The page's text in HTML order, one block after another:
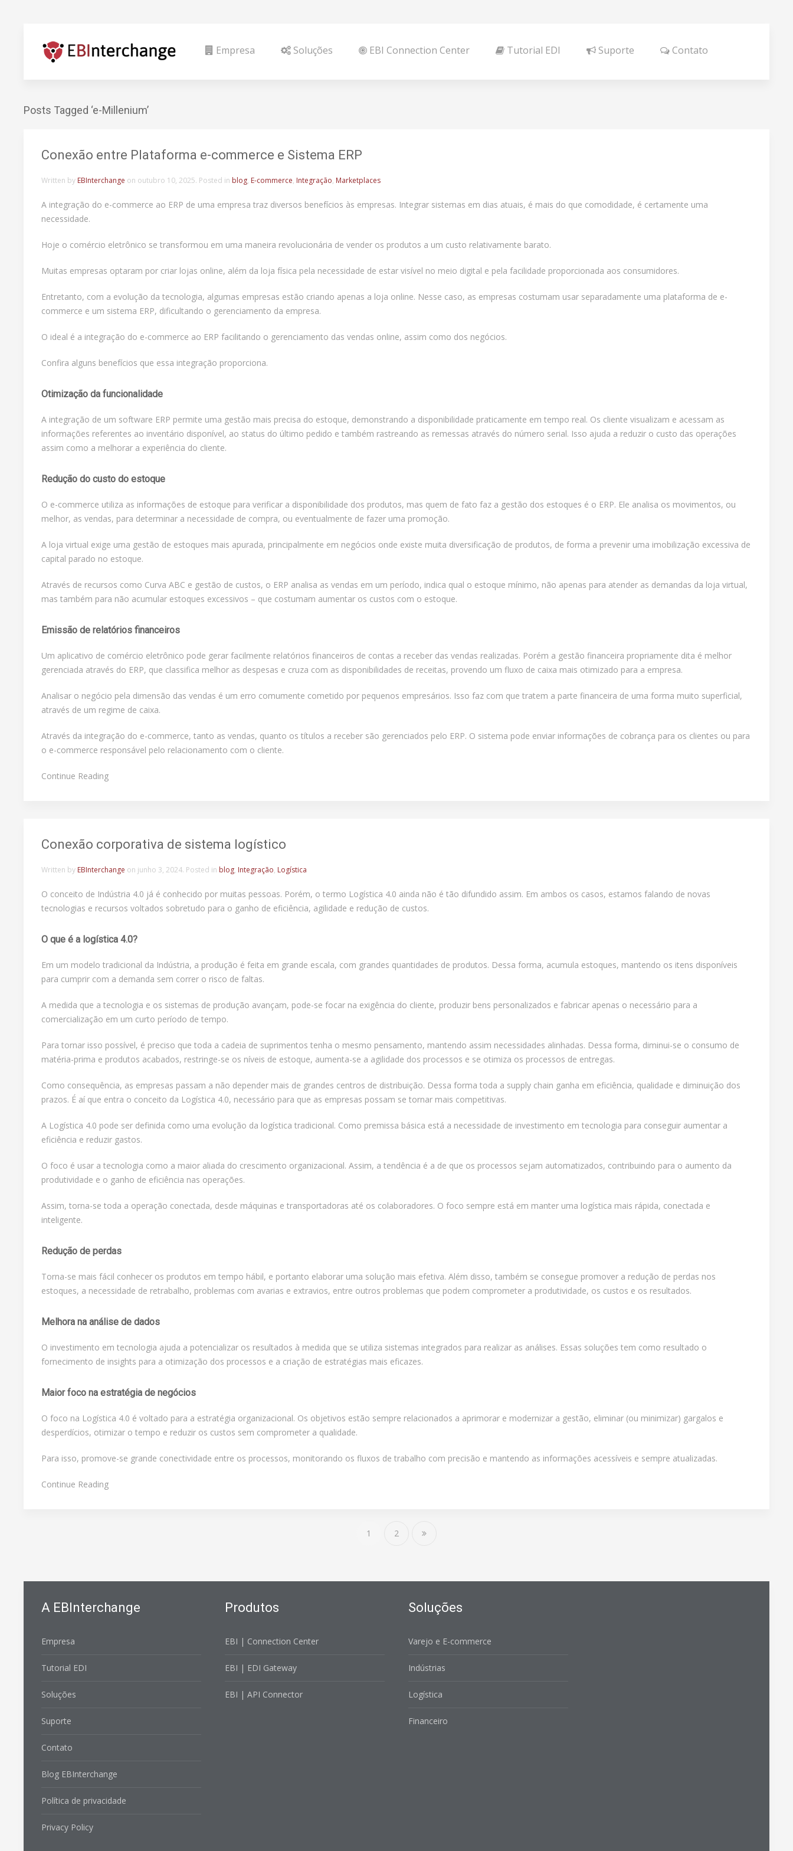
Empresa Soluções EBI Connection Center Tutorial EDI Suporte Contato
Posts Tagged ‘e-Millenium’
Conexão entre Plataforma e-commerce e Sistema ERP
Written by EBInterchange on outubro 10, 2025. Posted in blog, E-commerce, Integração, Marketplaces
A integração do e-commerce ao ERP de uma empresa traz diversos benefícios às empresas. Integrar sistemas em dias atuais, é mais do que comodidade, é certamente uma
necessidade.
Hoje o comércio eletrônico se transformou em uma maneira revolucionária de vender os produtos a um custo relativamente barato.
Muitas empresas optaram por criar lojas online, além da loja física pela necessidade de estar visível no meio digital e pela facilidade proporcionada aos consumidores.
Entretanto, com a evolução da tecnologia, algumas empresas estão criando apenas a loja online. Nesse caso, as empresas costumam usar separadamente uma plataforma de e-
commerce e um sistema ERP, dificultando o gerenciamento da empresa.
O ideal é a integração do e-commerce ao ERP facilitando o gerenciamento das vendas online, assim como dos negócios.
Confira alguns benefícios que essa integração proporciona.
Otimização da funcionalidade
A integração de um software ERP permite uma gestão mais precisa do estoque, demonstrando a disponibilidade praticamente em tempo real. Os cliente visualizam e acessam as
informações referentes ao inventário disponível, ao status do último pedido e também rastreando as remessas através do número serial. Isso ajuda a reduzir o custo das operações
assim como a melhorar a experiência do cliente.
Redução do custo do estoque
O e-commerce utiliza as informações de estoque para verificar a disponibilidade dos produtos, mas quem de fato faz a gestão dos estoques é o ERP. Ele analisa os movimentos, ou
melhor, as vendas, para determinar a necessidade de compra, ou eventualmente de fazer uma promoção.
A loja virtual exige uma gestão de estoques mais apurada, principalmente em negócios onde existe muita diversificação de produtos, de forma a prevenir uma imobilização excessiva de
capital parado no estoque.
Através de recursos como Curva ABC e gestão de custos, o ERP analisa as vendas em um período, indica qual o estoque mínimo, não apenas para atender as demandas da loja virtual,
mas também para não acumular estoques excessivos – que costumam aumentar os custos com o estoque.
Emissão de relatórios financeiros
Um aplicativo de comércio eletrônico pode gerar facilmente relatórios financeiros de contas a receber das vendas realizadas. Porém a gestão financeira propriamente dita é melhor
gerenciada através do ERP, que classifica melhor as despesas e cruza com as disponibilidades de receitas, provendo um fluxo de caixa mais otimizado para a empresa.
Analisar o negócio pela dimensão das vendas é um erro comumente cometido por pequenos empresários. Isso faz com que tratem a parte financeira de uma forma muito superficial,
através de um regime de caixa.
Através da integração do e-commerce, tanto as vendas, quanto os títulos a receber são gerenciados pelo ERP. O sistema pode enviar informações de cobrança para os clientes ou para
o e-commerce responsável pelo relacionamento com o cliente.
Continue Reading
Conexão corporativa de sistema logístico
Written by EBInterchange on junho 3, 2024. Posted in blog, Integração, Logística
O conceito de Indústria 4.0 já é conhecido por muitas pessoas. Porém, o termo Logística 4.0 ainda não é tão difundido assim. Em ambos os casos, estamos falando de novas
tecnologias e recursos voltados sobretudo para o ganho de eficiência, agilidade e redução de custos.
O que é a logística 4.0?
Em um modelo tradicional da Indústria, a produção é feita em grande escala, com grandes quantidades de produtos. Dessa forma, acumula estoques, mantendo os itens disponíveis
para cumprir com a demanda sem correr o risco de faltas.
A medida que a tecnologia e os sistemas de produção avançam, pode-se focar na exigência do cliente, produzir bens personalizados e fabricar apenas o necessário para a
comercialização em um curto período de tempo.
Para tornar isso possível, é preciso que toda a cadeia de suprimentos tenha o mesmo pensamento, mantendo assim necessidades alinhadas. Dessa forma, diminui-se o consumo de
matéria-prima e produtos acabados, restringe-se os níveis de estoque, aumenta-se a agilidade dos processos e se otimiza os processos de entregas.
Como consequência, as empresas passam a não depender mais de grandes centros de distribuição. Dessa forma toda a supply chain ganha em eficiência, qualidade e diminuição dos
prazos. É aí que entra o conceito da Logística 4.0, necessário para que as empresas possam se tornar mais competitivas.
A Logística 4.0 pode ser definida como uma evolução da logística tradicional. Como premissa básica está a necessidade de investimento em tecnologia para conseguir aumentar a
eficiência e reduzir gastos.
O foco é usar a tecnologia como a maior aliada do crescimento organizacional. Assim, a tendência é a de que os processos sejam automatizados, contribuindo para o aumento da
produtividade e o ganho de eficiência nas operações.
Assim, torna-se toda a operação conectada, desde máquinas e transportadoras até os colaboradores. O foco sempre está em manter uma logística mais rápida, conectada e
inteligente.
Redução de perdas
Torna-se mais fácil conhecer os produtos em tempo hábil, e portanto elaborar uma solução mais efetiva. Além disso, também se consegue promover a redução de perdas nos
estoques, a necessidade de retrabalho, problemas com avarias e extravios, entre outros problemas que podem comprometer a produtividade, os custos e os resultados.
Melhora na análise de dados
O investimento em tecnologia ajuda a potencializar os resultados à medida que se utiliza sistemas integrados para realizar as análises. Essas soluções tem como resultado o
fornecimento de insights para a otimização dos processos e a criação de estratégias mais eficazes.
Maior foco na estratégia de negócios
O foco na Logística 4.0 é voltado para a estratégia organizacional. Os objetivos estão sempre relacionados a aprimorar e modernizar a gestão, eliminar (ou minimizar) gargalos e
desperdícios, otimizar o tempo e reduzir os custos sem comprometer a qualidade.
Para isso, promove-se grande conectividade entre os processos, monitorando os fluxos de trabalho com precisão e mantendo as informações acessíveis e sempre atualizadas.
Continue Reading
1 2
A EBInterchange
Empresa
Tutorial EDI
Soluções
Suporte
Contato
Blog EBInterchange
Política de privacidade
Privacy Policy
Produtos
EBI | Connection Center
EBI | EDI Gateway
EBI | API Connector
Soluções
Varejo e E-commerce
Indústrias
Logística
Financeiro